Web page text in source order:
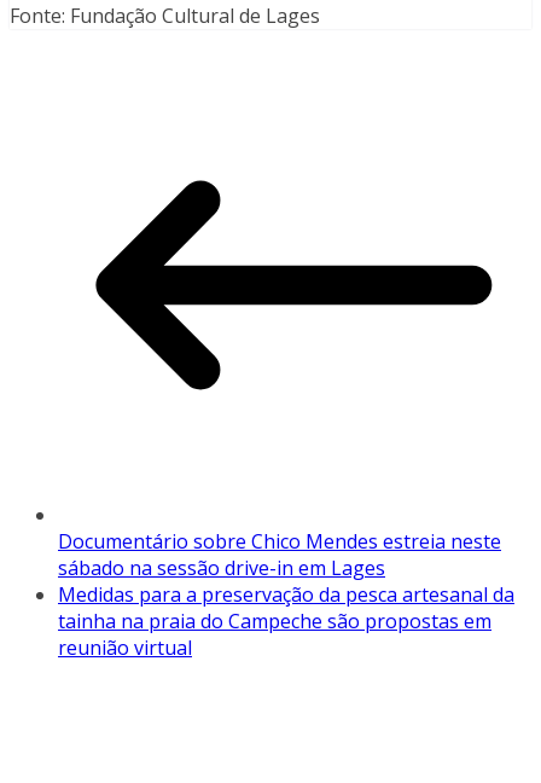
Fonte: Fundação Cultural de Lages
Documentário sobre Chico Mendes estreia neste
sábado na sessão drive-in em Lages
Medidas para a preservação da pesca artesanal da
tainha na praia do Campeche são propostas em
reunião virtual